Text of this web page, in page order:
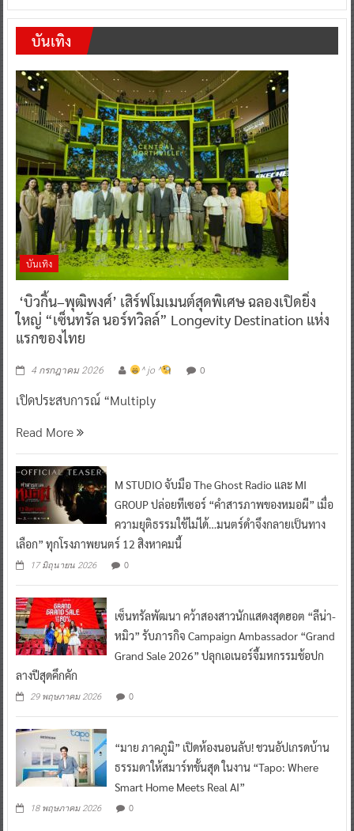
บันเทิง
บันเทิง
‘บิวกิ้น–พุฒิพงศ์’ เสิร์ฟโมเมนต์สุดพิเศษ ฉลองเปิดยิ่ง
ใหญ่ “เซ็นทรัล นอร์ทวิลล์” Longevity Destination แห่ง
แรกของไทย
4 กรกฎาคม 2026 ^ jo ^ 0
เปิดประสบการณ์ “Multiply
Read More
M STUDIO จับมือ The Ghost Radio และ MI
GROUP ปล่อยทีเซอร์ “คำสารภาพของหมอผี” เมื่อ
ความยุติธรรมใช้ไม่ได้…มนตร์ดำจึงกลายเป็นทาง
เลือก” ทุกโรงภาพยนตร์ 12 สิงหาคมนี้
17 มิถุนายน 2026 0
เซ็นทรัลพัฒนา คว้าสองสาวนักแสดงสุดฮอต “ลีน่า-
หมิว” รับภารกิจ Campaign Ambassador “Grand
Grand Sale 2026” ปลุกเอเนอร์จี้มหกรรมช้อปก
ลางปีสุดคึกคัก
29 พฤษภาคม 2026 0
“มาย ภาคภูมิ” เปิดห้องนอนลับ! ชวนอัปเกรดบ้าน
ธรรมดาให้สมาร์ทขั้นสุด ในงาน “Tapo: Where
Smart Home Meets Real AI”
18 พฤษภาคม 2026 0